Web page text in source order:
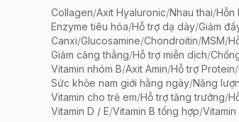
Collagen/Axit Hyaluronic/Nhau thai/Hỗn
Enzyme tiêu hóa/Hỗ trợ dạ dày/Giảm
Canxi/Glucosamine/Chondroitin/MSM/
Giảm căng thẳng/Hỗ trợ miễn dịch/
Vitamin nhóm B/Axit Amin/Hỗ trợ Protein/
Sức khỏe nam giới hằng ngày/Năng
Vitamin cho trẻ em/Hỗ trợ tăng trưởng/
Vitamin D / E/Vitamin B tổng hợp/Vitamin